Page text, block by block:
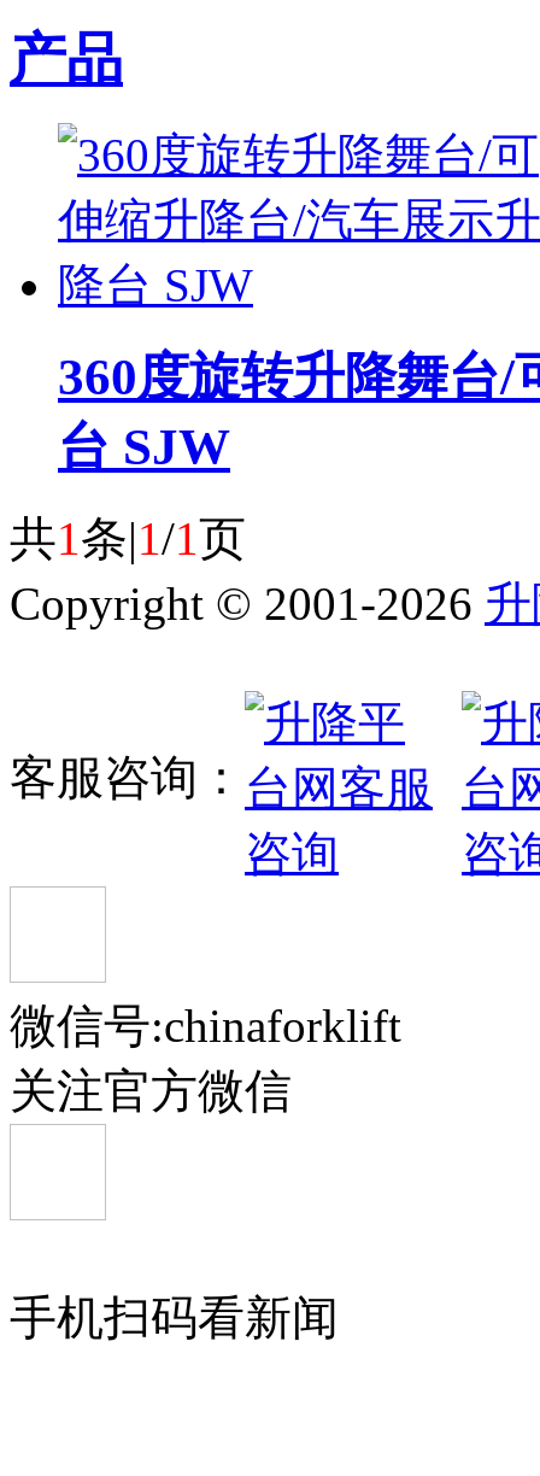
产品
360度旋转升降舞台
台 SJW
共1条|1/1页
Copyright © 2001-2026
客服咨询：
微信号:chinaforklift
关注官方微信
手机扫码看新闻